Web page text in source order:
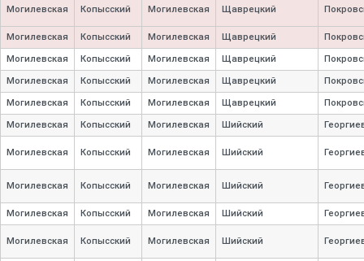
Могилевская Копысский Могилевская Щаврецкий
Могилевская Копысский Могилевская Щаврецкий
Могилевская Копысский Могилевская Щаврецкий
Могилевская Копысский Могилевская Щаврецкий
Могилевская Копысский Могилевская Щаврецкий
Могилевская Копысский Могилевская Шийский
Могилевская Копысский Могилевская Шийский
Могилевская Копысский Могилевская Шийский
Могилевская Копысский Могилевская Шийский
Могилевская Копысский Могилевская Шийский